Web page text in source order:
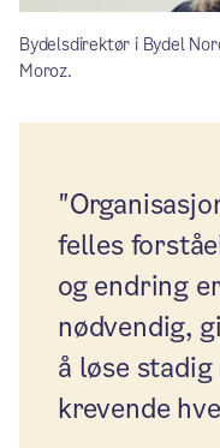
Bydelsdirektør i Bydel
Moroz.
felles
og endring
nødvendig,
å løse
krevende